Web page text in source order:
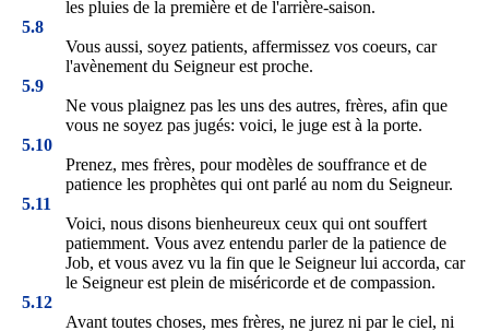
les pluies de la première et de l'arrière-saison.
5.8
Vous aussi, soyez patients, affermissez vos coeurs, car
l'avènement du Seigneur est proche.
5.9
Ne vous plaignez pas les uns des autres, frères, afin que
vous ne soyez pas jugés: voici, le juge est à la porte.
5.10
Prenez, mes frères, pour modèles de souffrance et de
patience les prophètes qui ont parlé au nom du Seigneur.
5.11
Voici, nous disons bienheureux ceux qui ont souffert
patiemment. Vous avez entendu parler de la patience de
Job, et vous avez vu la fin que le Seigneur lui accorda, car
le Seigneur est plein de miséricorde et de compassion.
5.12
Avant toutes choses, mes frères, ne jurez ni par le ciel, ni